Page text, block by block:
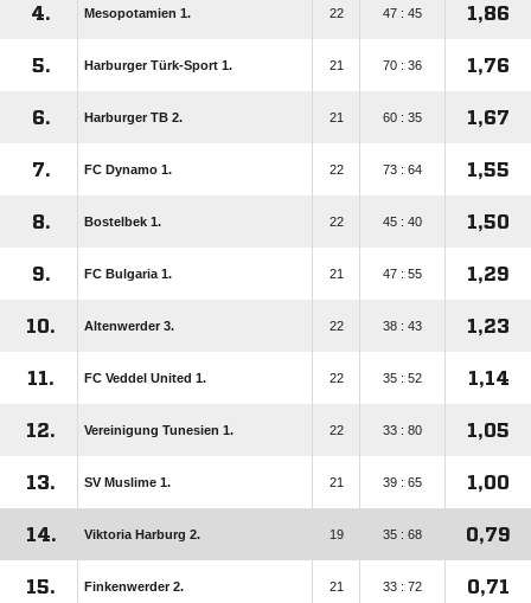
4. Mesopotamien 1. 22 47 : 45 1,86
5. Harburger Türk-Sport 1. 21 70 : 36 1,76
6. Harburger TB 2. 21 60 : 35 1,67
7. FC Dynamo 1. 22 73 : 64 1,55
8. Bostelbek 1. 22 45 : 40 1,50
9. FC Bulgaria 1. 21 47 : 55 1,29
10. Altenwerder 3. 22 38 : 43 1,23
11. FC Veddel United 1. 22 35 : 52 1,14
12. Vereinigung Tunesien 1. 22 33 : 80 1,05
13. SV Muslime 1. 21 39 : 65 1,00
14. Viktoria Harburg 2. 19 35 : 68 0,79
15. Finkenwerder 2. 21 33 : 72 0,71